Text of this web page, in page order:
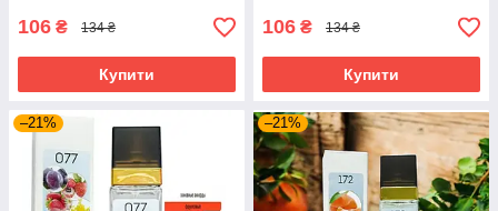
106 ₴ 134 ₴
Купити
106 ₴ 134 ₴
Купити
–21% –21%